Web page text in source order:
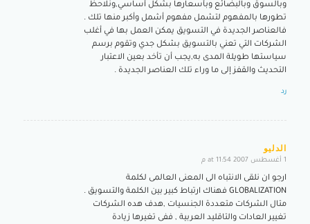
وبالسوق وبالبضائع وبأسعارها بشكل أساسي,ونلاحظ
تطورها بالمفهوم لتشمل مفهوم أشمل وأكبر منها تلك .
فالعناصر الجديدة في التسويق يمكن العمل بها في أغلب
الشركات التي تعني بالتسويق بشكل جدي وتقوم برسم
سياستها طويلة المدى به,يجب أن تأخد بعين الاعتبار
التحديث والقفز إلى ما وراء تلك العناصر الجديدة .
رد
الدليو
1 أغسطس 2007 at 11:54 م
ارجو ان نلقى الانتباه الى المعنى العالمى لكلمة
GLOBALIZATION فهناك ارتباط كبير بين الكلمة والتسويق .
متال الشركات متعددة الجنسيات ,هدف هده الشركات
تغيير العادات والتاقليد العربية , ففى تغيرها زيادة